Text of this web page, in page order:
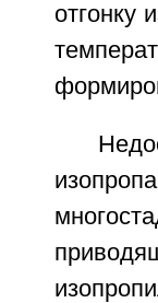
отгонку